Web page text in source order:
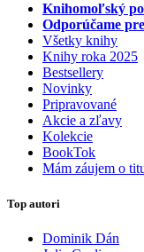
Knihomoľský
Odporúčame
Všetky knihy
Knihy roka 2025
Bestsellery
Novinky
Pripravované
Akcie a zľavy
Kolekcie
BookTok
Mám záujem o
Top autori
Dominik Dán